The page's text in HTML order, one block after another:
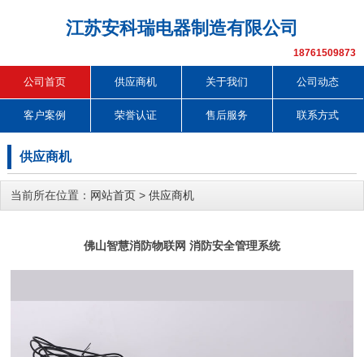
江苏安科瑞电器制造有限公司
18761509873
公司首页 供应商机 关于我们 公司动态
客户案例 荣誉认证 售后服务 联系方式
供应商机
当前所在位置： 网站首页 > 供应商机
佛山智慧消防物联网 消防安全管理系统